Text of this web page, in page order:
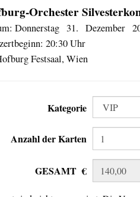
Orchester
Donnerstag 31. Dezember
20:30 Uhr
Festsaal, Wien
Kategorie
Anzahl der Karten
GESAMT €